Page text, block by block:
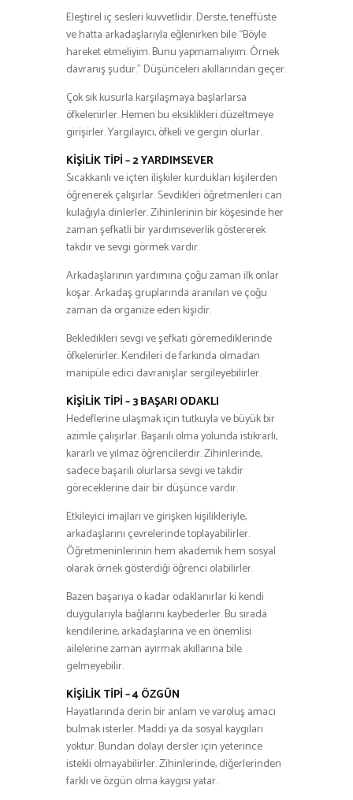
Eleştirel iç sesleri kuvvetlidir. Derste, teneffüste
ve hatta arkadaşlarıyla eğlenirken bile “Böyle
hareket etmeliyim. Bunu yapmamalıyım. Örnek
davranış şudur.” Düşünceleri akıllarından geçer.
Çok sık kusurla karşılaşmaya başlarlarsa
öfkelenirler. Hemen bu eksiklikleri düzeltmeye
girişirler. Yargılayıcı, öfkeli ve gergin olurlar.
KİŞİLİK TİPİ – 2 YARDIMSEVER
Sıcakkanlı ve içten ilişkiler kurdukları kişilerden
öğrenerek çalışırlar. Sevdikleri öğretmenleri can
kulağıyla dinlerler. Zihinlerinin bir köşesinde her
zaman şefkatli bir yardımseverlik göstererek
takdir ve sevgi görmek vardır.
Arkadaşlarının yardımına çoğu zaman ilk onlar
koşar. Arkadaş gruplarında aranılan ve çoğu
zaman da organize eden kişidir.
Bekledikleri sevgi ve şefkati göremediklerinde
öfkelenirler. Kendileri de farkında olmadan
manipüle edici davranışlar sergileyebilirler.
KİŞİLİK TİPİ – 3 BAŞARI ODAKLI
Hedeflerine ulaşmak için tutkuyla ve büyük bir
azimle çalışırlar. Başarılı olma yolunda istikrarlı,
kararlı ve yılmaz öğrencilerdir. Zihinlerinde,
sadece başarılı olurlarsa sevgi ve takdir
göreceklerine dair bir düşünce vardır.
Etkileyici imajları ve girişken kişilikleriyle,
arkadaşlarını çevrelerinde toplayabilirler.
Öğretmeninlerinin hem akademik hem sosyal
olarak örnek gösterdiği öğrenci olabilirler.
Bazen başarıya o kadar odaklanırlar ki kendi
duygularıyla bağlarını kaybederler. Bu sırada
kendilerine, arkadaşlarına ve en önemlisi
ailelerine zaman ayırmak akıllarına bile
gelmeyebilir.
KİŞİLİK TİPİ – 4 ÖZGÜN
Hayatlarında derin bir anlam ve varoluş amacı
bulmak isterler. Maddi ya da sosyal kaygıları
yoktur. Bundan dolayı dersler için yeterince
istekli olmayabilirler. Zihinlerinde, diğerlerinden
farklı ve özgün olma kaygısı yatar.